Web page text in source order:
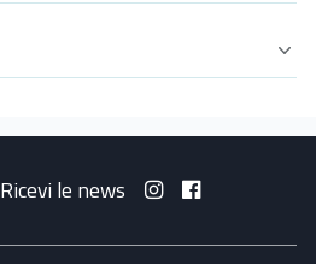
Ricevi le news